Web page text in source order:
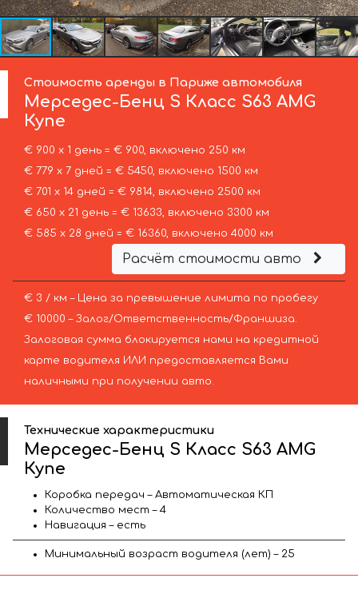
Стоимость аренды в Париже автомобиля
Мерседес-Бенц S Класс S63 AMG
Купе
€ 900 х 1 день = € 900, включено 250 км
€ 779 х 7 дней = € 5450, включено 1500 км
€ 701 х 14 дней = € 9814, включено 2500 км
€ 650 х 21 день = € 13633, включено 3300 км
€ 585 х 28 дней = € 16360, включено 4000 км
Расчёт стоимости авто
€ 3 / км – Цена за превышение лимита по пробегу
€ 10000 – Залог/Ответственность/Франшиза.
Залоговая сумма блокируется нами на кредитной
карте водителя ИЛИ предоставляется Вами
наличными при получении авто.
Технические характеристики
Мерседес-Бенц S Класс S63 AMG
Купе
Коробка передач – Автоматическая КП
Количество мест – 4
Навигация – есть
Минимальный возраст водителя (лет) – 25